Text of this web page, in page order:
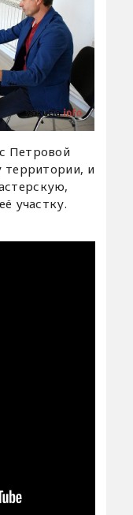
Петровой
территории, и
участку.